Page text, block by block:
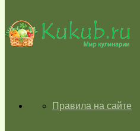
skin
ГЛАВНАЯПравила на сайте